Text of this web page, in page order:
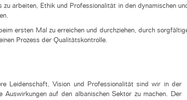
arbeiten, Ethik und Professionalität in den dynamischen
ersten Mal zu erreichen und durchziehen, durch
Prozess der Qualitätskontrolle.
Leidenschaft, Vision und Professionalität sind wir in der
Auswirkungen auf den albanischen Sektor zu machen.
Der